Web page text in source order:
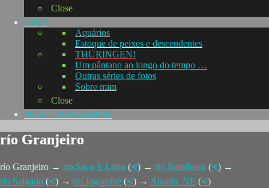
Close
L-KO
Aquários
Estoque de peixes e descendentes
THÜRINGEN!
Um pântano ao longo do tempo …
Outras séries de fotos
Sobre mim
Close
POSTE INDICADOR
río Granjeiro
río Granjeiro → rio Saco E Lobo (⪪) → rio Batalheira (⪪) →
rio Salgado (⪪) → rio Jaguaribe (⪪) → Atlantic NE (⪪)